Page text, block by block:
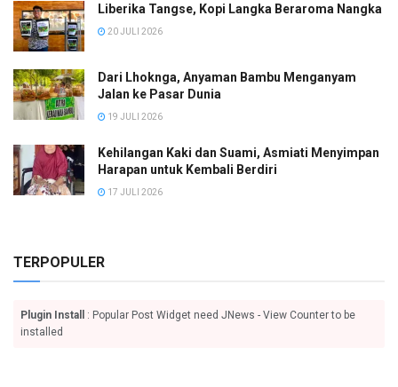
Liberika Tangse, Kopi Langka Beraroma Nangka
20 JULI 2026
Dari Lhoknga, Anyaman Bambu Menganyam
Jalan ke Pasar Dunia
19 JULI 2026
Kehilangan Kaki dan Suami, Asmiati Menyimpan
Harapan untuk Kembali Berdiri
17 JULI 2026
TERPOPULER
Plugin Install
: Popular Post Widget need JNews - View Counter to be
installed